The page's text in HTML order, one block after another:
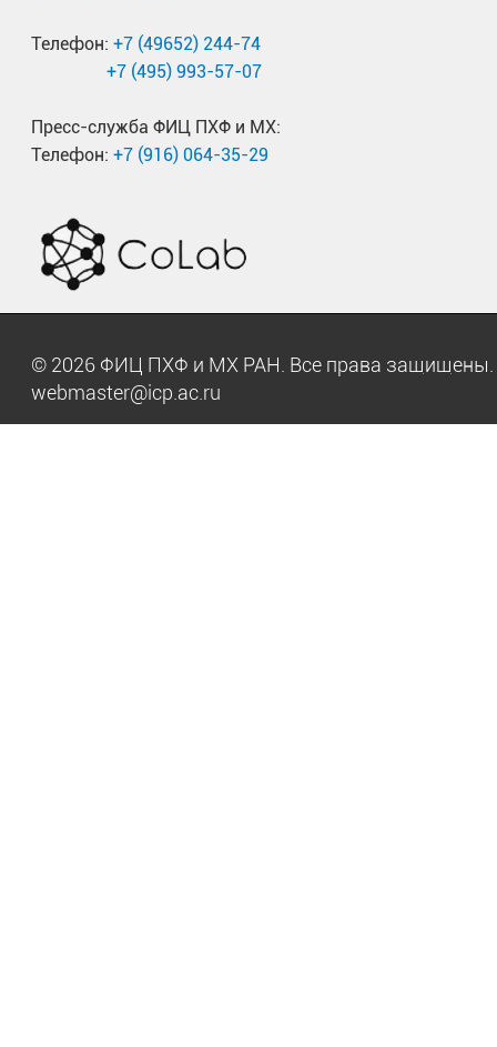
Телефон: +7 (49652) 244-74
+7 (495) 993-57-07
Пресс-служба ФИЦ ПХФ и МХ:
Телефон: +7 (916) 064-35-29
© 2026 ФИЦ ПХФ и МХ РАН. Все права
webmaster@icp.ac.ru